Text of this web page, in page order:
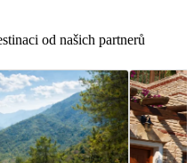
od našich partnerů